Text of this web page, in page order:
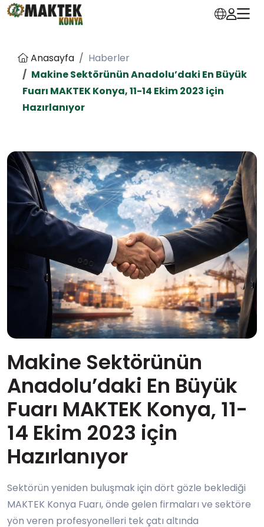
Anasayfa
Haberler
Makine Sektörünün Anadolu’daki En Büyük
Fuarı MAKTEK Konya, 11-14 Ekim 2023 için
Hazırlanıyor
Makine Sektörünün
Anadolu’daki En Büyük
Fuarı MAKTEK Konya, 11-
14 Ekim 2023 için
Hazırlanıyor
Sektörün yeniden buluşmak için dört gözle beklediği
MAKTEK Konya Fuarı, önde gelen firmaları ve sektöre
yön veren profesyonelleri tek çatı altında